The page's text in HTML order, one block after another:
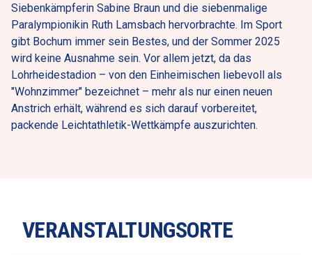
Siebenkämpferin Sabine Braun und die siebenmalige
Paralympionikin Ruth Lamsbach hervorbrachte. Im Sport
gibt Bochum immer sein Bestes, und der Sommer 2025
wird keine Ausnahme sein. Vor allem jetzt, da das
Lohrheidestadion – von den Einheimischen liebevoll als
"Wohnzimmer" bezeichnet – mehr als nur einen neuen
Anstrich erhält, während es sich darauf vorbereitet,
packende Leichtathletik-Wettkämpfe auszurichten.
VERANSTALTUNGSORTE